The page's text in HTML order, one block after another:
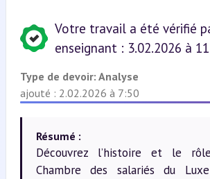
Votre travail a été vérifié
enseignant : 3.02.2026 à
Type de devoir: Analyse
ajouté : 2.02.2026 à 7:50
Résumé :
Découvrez l’histoire et le
Chambre des salariés du